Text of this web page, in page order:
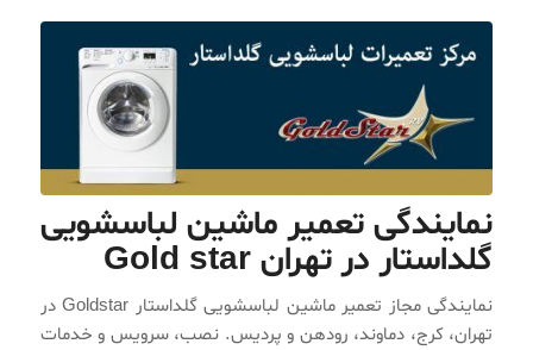
نمایندگی تعمیر ماشین لباسشویی
گلداستار در تهران Gold star
نمایندگی مجاز تعمیر ماشین لباسشویی گلداستار Goldstar در
تهران، کرج، دماوند، رودهن و پردیس. نصب، سرویس و خدمات